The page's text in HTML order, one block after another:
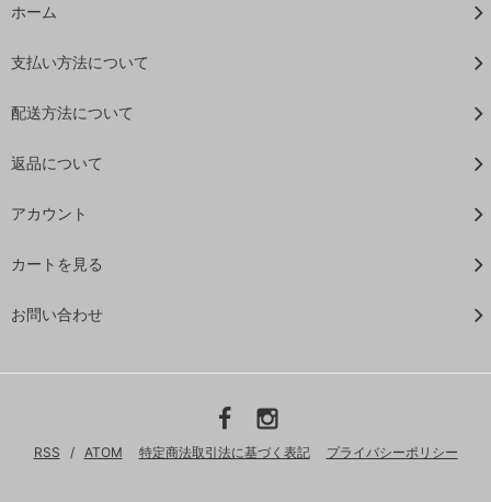
ホーム
支払い方法について
配送方法について
返品について
アカウント
カートを見る
お問い合わせ
RSS / ATOM 特定商法取引法に基づく表記 プライバシーポリシー